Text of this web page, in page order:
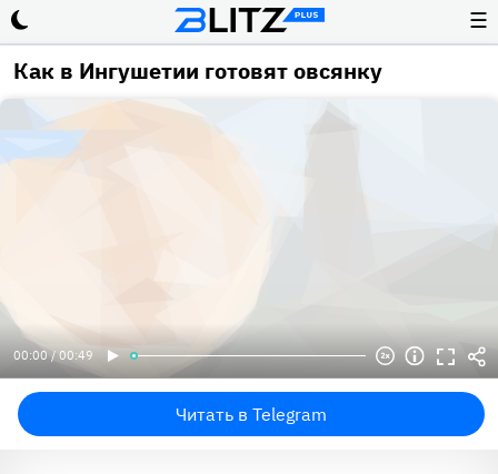
☰
Как в Ингушетии готовят овсянку
00:00 / 00:49
Читать в Telegram